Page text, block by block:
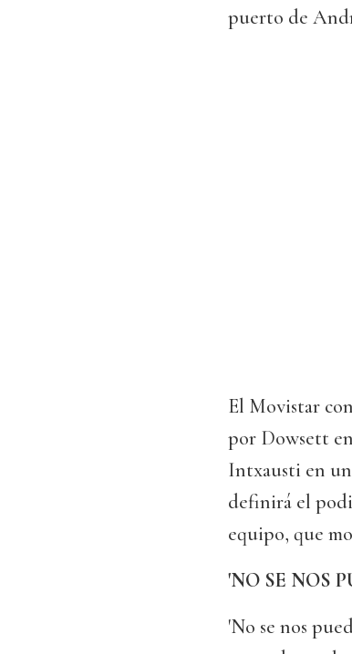
puerto de
El Movistar
por Dowsett
Intxausti en
definirá el
equipo, que
'NO SE NOS
'No se nos